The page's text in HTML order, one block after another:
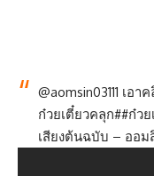
@aomsin03111 เอา
ก๋วยเตี๋ยวคลุก##ก๋ว
เสียงต้นฉบับ – ออม